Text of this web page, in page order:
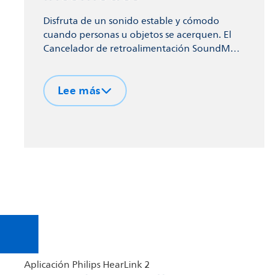
Disfruta de un sonido estable y cómodo
cuando personas u objetos se acerquen. El
Cancelador de retroalimentación SoundMap
queridos sin el miedo de recibir un pitido de
tus audífonos.
Lee más
Aplicación Philips HearLink 2